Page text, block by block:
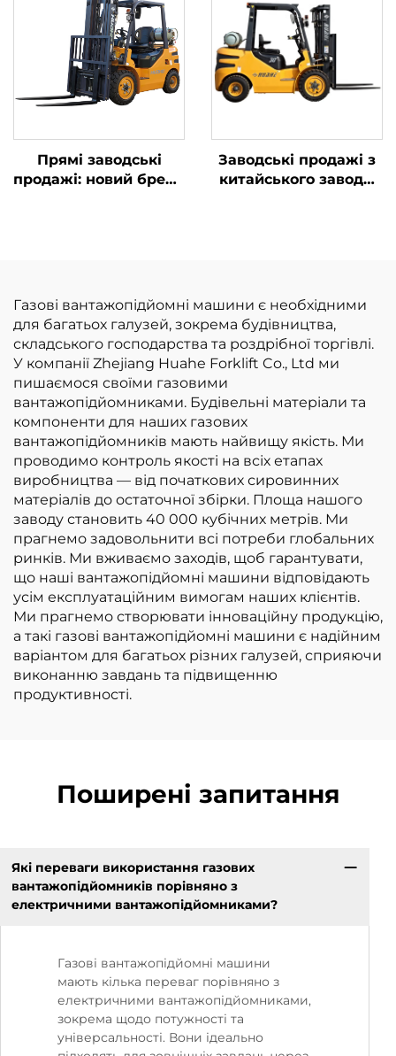
розумною ціною
Прямі заводські
продажі: новий бренд
2,5 т із двигуном
NISSAN K21
Заводські продажі з
китайського заводу:
вантажопідйомністю
3 т за конкурентною
ціною
Газові вантажопідйомні машини є необхідними
для багатьох галузей, зокрема будівництва,
складського господарства та роздрібної торгівлі.
У компанії Zhejiang Huahe Forklift Co., Ltd ми
пишаємося своїми газовими
вантажопідйомниками. Будівельні матеріали та
компоненти для наших газових
вантажопідйомників мають найвищу якість. Ми
проводимо контроль якості на всіх етапах
виробництва — від початкових сировинних
матеріалів до остаточної збірки. Площа нашого
заводу становить 40 000 кубічних метрів. Ми
прагнемо задовольнити всі потреби глобальних
ринків. Ми вживаємо заходів, щоб гарантувати,
що наші вантажопідйомні машини відповідають
усім експлуатаційним вимогам наших клієнтів.
Ми прагнемо створювати інноваційну продукцію,
а такі газові вантажопідйомні машини є надійним
варіантом для багатьох різних галузей, сприяючи
виконанню завдань та підвищенню
продуктивності.
Поширені запитання
Які переваги використання газових
вантажопідйомників порівняно з
електричними вантажопідйомниками?
Газові вантажопідйомні машини
мають кілька переваг порівняно з
електричними вантажопідйомниками,
зокрема щодо потужності та
універсальності. Вони ідеально